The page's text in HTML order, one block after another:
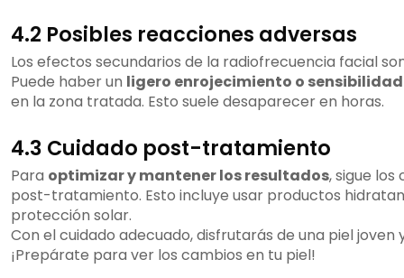
4.2 Posibles reacciones adversas
Los efectos secundarios de la radiofrecuencia facial
Puede haber un ligero enrojecimiento o
en la zona tratada. Esto suele desaparecer en horas.
4.3 Cuidado post-tratamiento
Para optimizar y mantener los resultados, sigue los
post-tratamiento. Esto incluye usar productos
protección solar.
Con el cuidado adecuado, disfrutarás de una piel joven
¡Prepárate para ver los cambios en tu piel!